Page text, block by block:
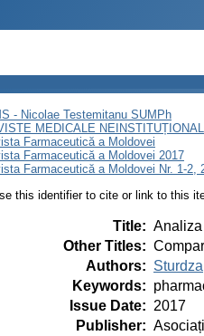
- Nicolae Testemitanu SUMPh
MEDICALE
Farmaceutică a Moldovei
Farmaceutică a Moldovei 2017
Farmaceutică a Moldovei Nr. 1-2,
this identifier to cite or link to this
Title:
Other Titles:
Authors:
Keywords:
Issue Date: 2017
Publisher: